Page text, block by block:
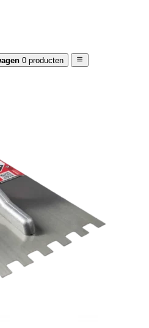
0 producten